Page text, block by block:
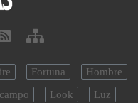
Fortuna
Hombre
Look
Luz